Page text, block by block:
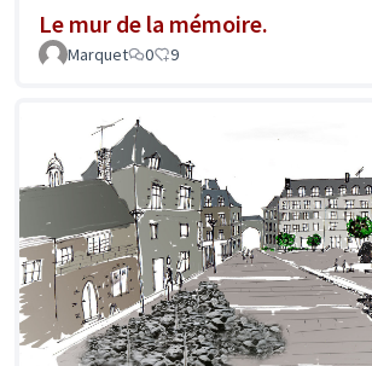
Le mur de la mémoire.
Marquet
0 9